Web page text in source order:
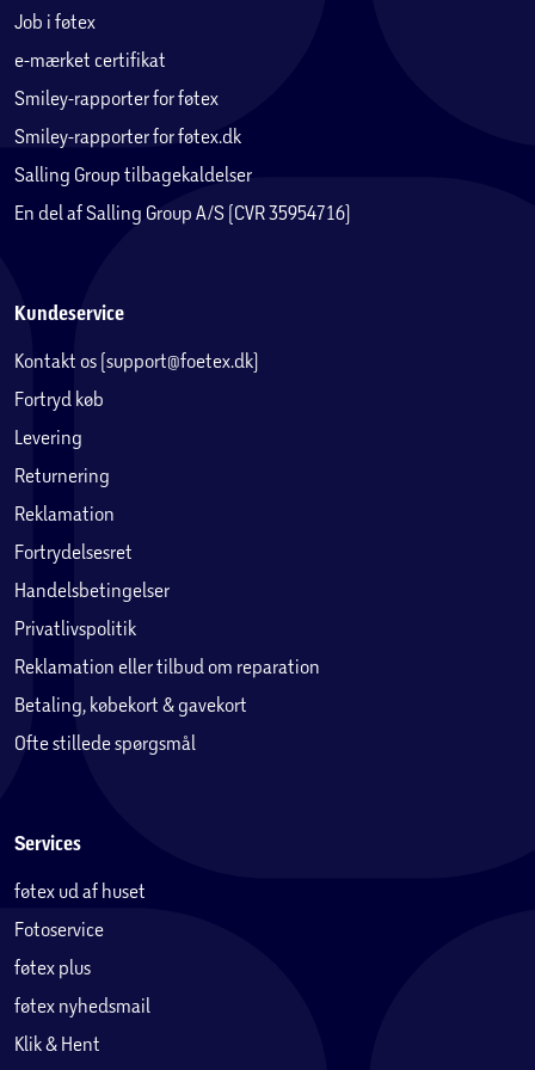
Job i føtex
e-mærket certifikat
Smiley-rapporter for føtex
Smiley-rapporter for føtex.dk
Salling Group tilbagekaldelser
En del af Salling Group A/S (CVR 35954716)
Kundeservice
Kontakt os (support@foetex.dk)
Fortryd køb
Levering
Returnering
Reklamation
Fortrydelsesret
Handelsbetingelser
Privatlivspolitik
Reklamation eller tilbud om reparation
Betaling, købekort & gavekort
Ofte stillede spørgsmål
Services
føtex ud af huset
Fotoservice
føtex plus
føtex nyhedsmail
Klik & Hent